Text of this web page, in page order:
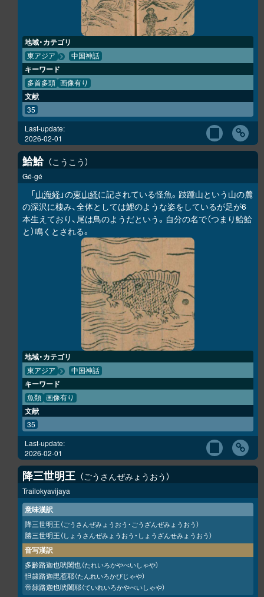
地域・カテゴリ
東アジア 中国神話
キーワード
多首多頭 画像有り
文献
35
Last-update:
2026-02-01
鮯鮯 こうこう
Gé-gé
「山海経 」の東山経に記されている怪魚。跂踵山という山の麓
の深沢に棲み、全体としては鯉のような姿をしているが足が6
本生えており、尾は鳥のようだという。自分の名で（つまり鮯鮯
と）鳴くとされる。
地域・カテゴリ
東アジア 中国神話
キーワード
魚類 画像有り
文献
35
Last-update:
2026-02-01
降三世明王 ごうさんぜみょうおう
Trailokyavijaya
意味漢訳
降三世明王（ごうさんぜみょうおう・ごうざんぜみょうおう）
勝三世明王（しょうさんぜみょうおう・しょうざんせみょうおう）
音写漢訳
多齡路迦也吠闍也（たれいろかやべいしゃや）
怛隷路迦毘惹耶（たんれいろかびじゃや）
帝隸路迦也吠闍耶（ていれいろかやべいしゃや）